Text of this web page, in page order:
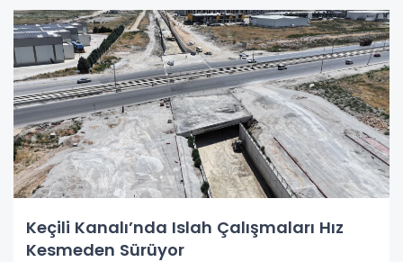
Keçili Kanalı’nda Islah Çalışmaları Hız
Kesmeden Sürüyor